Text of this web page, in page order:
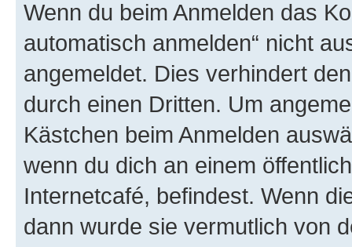
Wenn du beim Anmelden das
automatisch anmelden“ nicht
angemeldet. Dies verhindert
durch einen Dritten. Um
Kästchen beim Anmelden
wenn du dich an einem
Internetcafé, befindest. Wenn
dann wurde sie vermutlich von